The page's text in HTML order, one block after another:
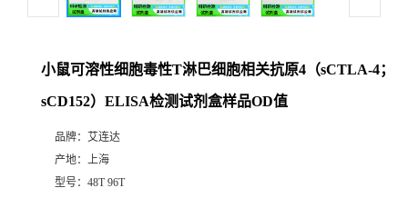
小鼠可溶性细胞毒性T淋巴细胞相关抗原4（sCTLA-4；
sCD152）ELISA检测试剂盒样品OD值
品牌： 艾连达
产地： 上海
型号： 48T 96T